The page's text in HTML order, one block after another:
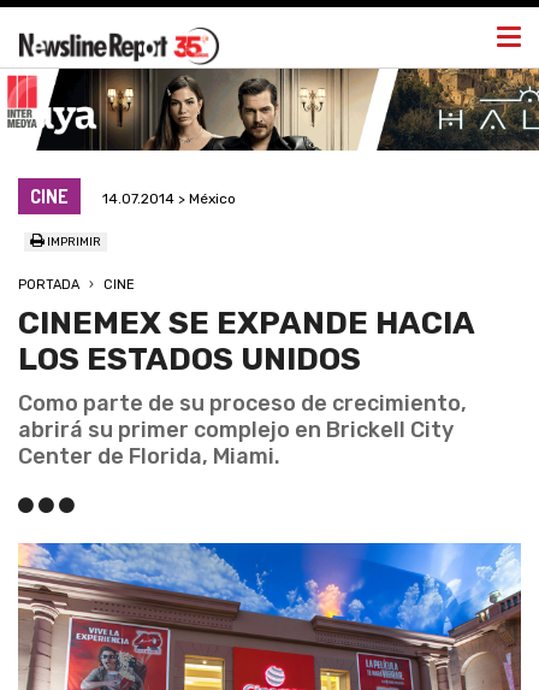
CINE 14.07.2014 > México
IMPRIMIR
PORTADA CINE
CINEMEX SE EXPANDE HACIA
LOS ESTADOS UNIDOS
Como parte de su proceso de crecimiento,
abrirá su primer complejo en Brickell City
Center de Florida, Miami.